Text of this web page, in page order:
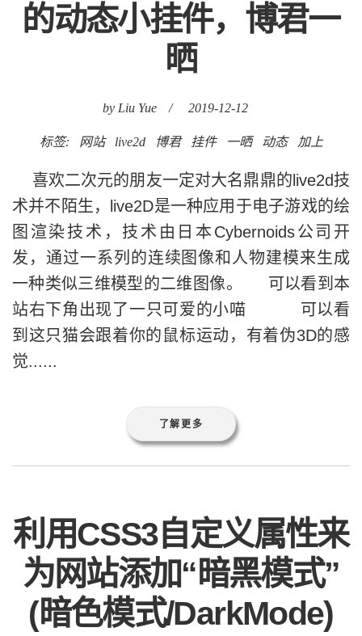
的动态小挂件，博君一
晒
by Liu Yue / 2019-12-12
标签: 网站 live2d 博君 挂件 一晒 动态 加上
喜欢二次元的朋友一定对大名鼎鼎的live2d技
术并不陌生，live2D是一种应用于电子游戏的绘
图渲染技术，技术由日本Cybernoids公司开
发，通过一系列的连续图像和人物建模来生成
一种类似三维模型的二维图像。 可以看到本
站右下角出现了一只可爱的小喵 可以看
到这只猫会跟着你的鼠标运动，有着伪3D的感
觉......
了解更多
利用CSS3自定义属性来
为网站添加“暗黑模式”
(暗色模式/DarkMode)